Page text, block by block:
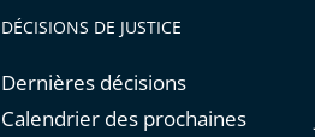
DÉCISIONS DE JUSTICE
Dernières décisions
Calendrier des prochaines